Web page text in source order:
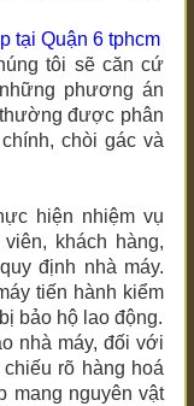
tại Quận 6 tphcm
tôi sẽ căn cứ
phương án
được phân
chòi gác và
hiện nhiệm vụ
khách hàng,
định nhà máy.
tiến hành kiểm
bảo hộ lao động.
nhà máy, đối với
rõ hàng hoá
mang nguyên vật